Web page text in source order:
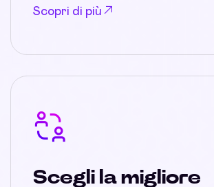
Scopri di più
Scegli la migliore